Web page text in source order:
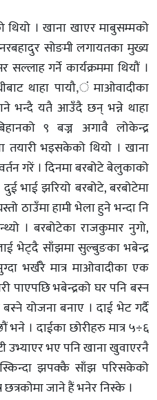
। खाना खाएर माबुसम्मको
सोङमी लगायतका मुख्य
गर्ने कार्यक्रममा थियौं ।
थाहा पायौ,ं माओवादीका
भन्दै यतै आउँदै छन् भन्ने थाहा
९ बज्न अगावै लोकेन्द्र
तयारी भइसकेको थियो । खाना
गरें । दिनमा बरबोटे बेलुकाको
भाई झरियो बरबोटे, बरबोटेमा
ठाउँमा हामी भेला हुने भन्दा नि
। बरबोटेका राजकुमार नुगो,
भेट्दै साँझमा सुल्बुङका भबेन्द्र
भर्खरै मात्र माओवादीका एक
पाएपछि भबेन्द्रको घर पनि बस्न
योजना बनाए । दाई भेट गर्दै
भने । दाईका छोरीहरु मात्र ५÷६
उभ्याएर भए पनि खाना खुवाएरनै
झपक्कै साँझ परिसकेको
छत्रकोमा जाने हैं भनेर निस्के ।